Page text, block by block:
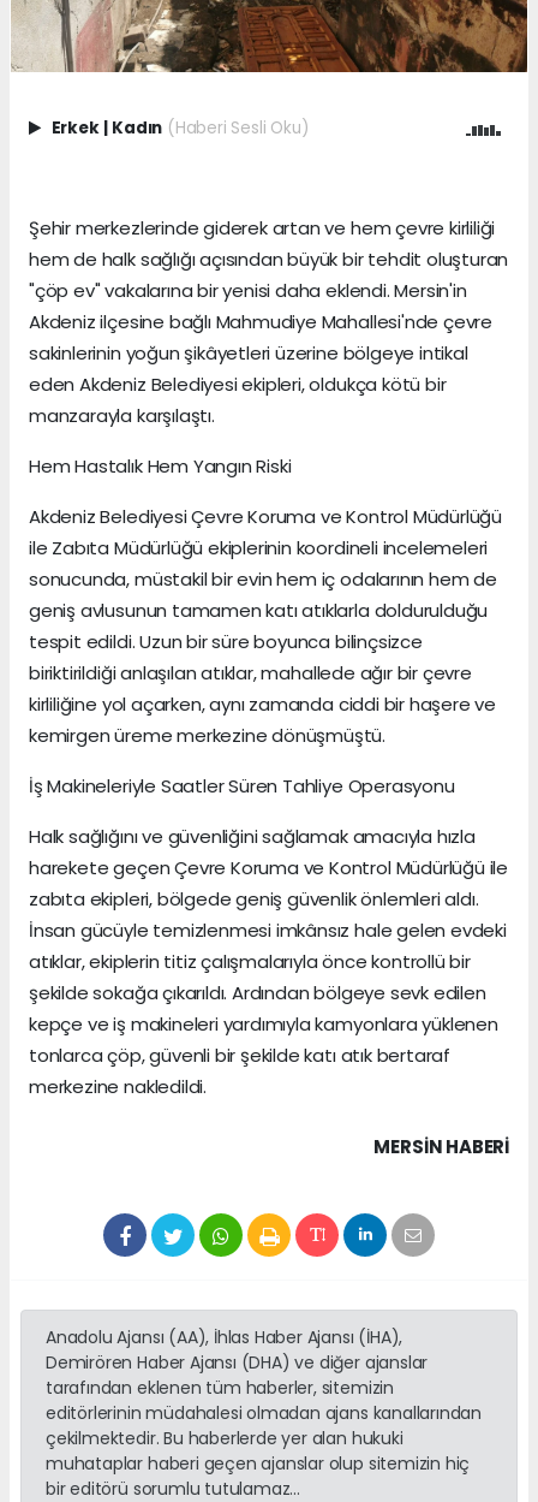
Erkek | Kadın (Haberi Sesli Oku)
Şehir merkezlerinde giderek artan ve hem çevre kirliliği
hem de halk sağlığı açısından büyük bir tehdit oluşturan
"çöp ev" vakalarına bir yenisi daha eklendi. Mersin'in
Akdeniz ilçesine bağlı Mahmudiye Mahallesi'nde çevre
sakinlerinin yoğun şikâyetleri üzerine bölgeye intikal
eden Akdeniz Belediyesi ekipleri, oldukça kötü bir
manzarayla karşılaştı.
Hem Hastalık Hem Yangın Riski
Akdeniz Belediyesi Çevre Koruma ve Kontrol Müdürlüğü
ile Zabıta Müdürlüğü ekiplerinin koordineli incelemeleri
sonucunda, müstakil bir evin hem iç odalarının hem de
geniş avlusunun tamamen katı atıklarla doldurulduğu
tespit edildi. Uzun bir süre boyunca bilinçsizce
biriktirildiği anlaşılan atıklar, mahallede ağır bir çevre
kirliliğine yol açarken, aynı zamanda ciddi bir haşere ve
kemirgen üreme merkezine dönüşmüştü.
İş Makineleriyle Saatler Süren Tahliye Operasyonu
Halk sağlığını ve güvenliğini sağlamak amacıyla hızla
harekete geçen Çevre Koruma ve Kontrol Müdürlüğü ile
zabıta ekipleri, bölgede geniş güvenlik önlemleri aldı.
İnsan gücüyle temizlenmesi imkânsız hale gelen evdeki
atıklar, ekiplerin titiz çalışmalarıyla önce kontrollü bir
şekilde sokağa çıkarıldı. Ardından bölgeye sevk edilen
kepçe ve iş makineleri yardımıyla kamyonlara yüklenen
tonlarca çöp, güvenli bir şekilde katı atık bertaraf
merkezine nakledildi.
MERSIN HABERİ
Anadolu Ajansı (AA), İhlas Haber Ajansı (İHA),
Demirören Haber Ajansı (DHA) ve diğer ajanslar
tarafından eklenen tüm haberler, sitemizin
editörlerinin müdahalesi olmadan ajans kanallarından
çekilmektedir. Bu haberlerde yer alan hukuki
muhataplar haberi geçen ajanslar olup sitemizin hiç
bir editörü sorumlu tutulamaz...